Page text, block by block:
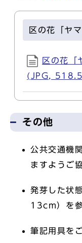
区の花「ヤ
区の花「
(JPG,
その他
公共交通機
ますようご
発芽した状
13cm）を
筆記用具を